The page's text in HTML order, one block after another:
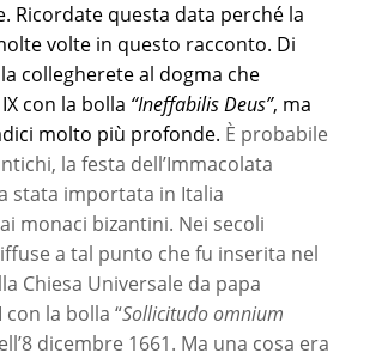
Ricordate questa data perché la
volte in questo racconto. Di
collegherete al dogma che
con la bolla “Ineffabilis Deus”, ma
molto più profonde. È probabile
la festa dell’Immacolata
stata importata in Italia
monaci bizantini. Nei secoli
a tal punto che fu inserita nel
Chiesa Universale da papa
la bolla “Sollicitudo omnium
dicembre 1661. Ma una cosa era